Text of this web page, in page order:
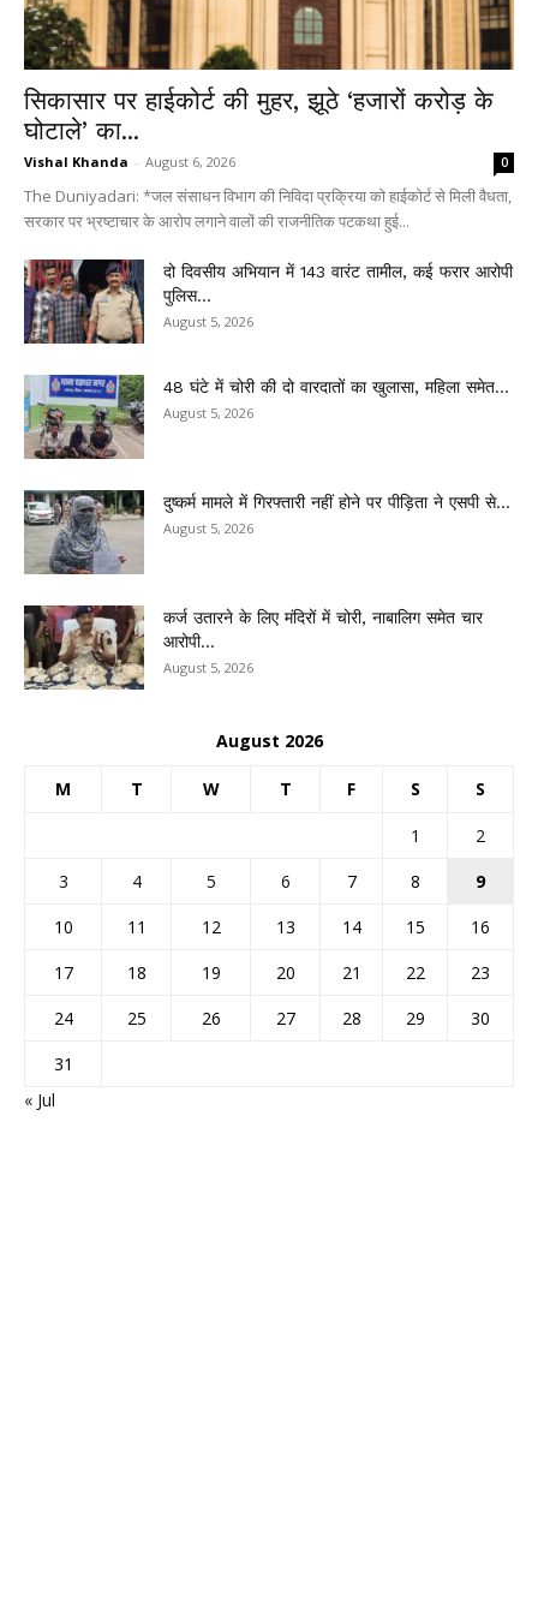
सिकासार पर हाईकोर्ट की मुहर, झूठे ‘हजारों करोड़ के
घोटाले’ का...
Vishal Khanda - August 6, 2026 0
The Duniyadari: *जल संसाधन विभाग की निविदा प्रक्रिया को हाईकोर्ट से मिली वैधता,
सरकार पर भ्रष्टाचार के आरोप लगाने वालों की राजनीतिक पटकथा हुई...
दो दिवसीय अभियान में 143 वारंट तामील, कई फरार आरोपी
पुलिस...
August 5, 2026
48 घंटे में चोरी की दो वारदातों का खुलासा, महिला समेत...
August 5, 2026
दुष्कर्म मामले में गिरफ्तारी नहीं होने पर पीड़िता ने एसपी से...
August 5, 2026
कर्ज उतारने के लिए मंदिरों में चोरी, नाबालिग समेत चार
आरोपी...
August 5, 2026
August 2026
M T W T F S S
1
2
3
4 5 6 7 8
9
10
11 12 13 14 15
16
17
18 19 20 21 22
23
24
25 26 27 28 29
30
31
« Jul